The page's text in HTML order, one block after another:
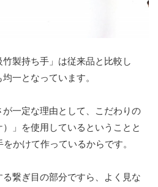
製持ち手」は従来品と比較し
一となっています。
一定な理由として、こだわりの
」を使用しているということと
かけて作っているからです。
繋ぎ目の部分ですら、よく見な